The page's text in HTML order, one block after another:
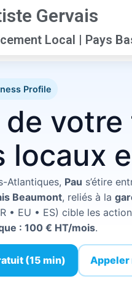
Gervais
Local | Pays
Profile
locaux
Atlantiques, Pau s’étire
Beaumont, reliés à la
• EU • ES) cible les
: 100 € HT/mois.
(15 min) Appeler